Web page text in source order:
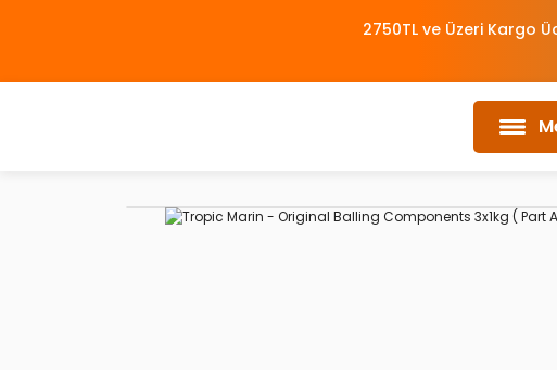
2750TL ve Üzeri Kargo